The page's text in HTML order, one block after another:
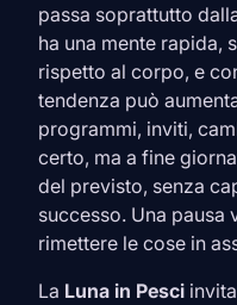
passa soprattutto
ha una mente rapida,
rispetto al corpo, e
tendenza può
programmi, inviti,
certo, ma a fine
del previsto, senza
successo. Una pausa
rimettere le cose in
La Luna in Pesci